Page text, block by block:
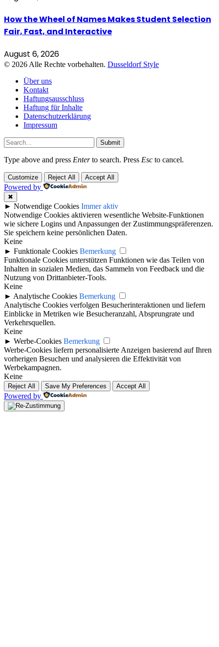
How the Wheel of Names Makes Student Selection
Fair, Fast, and Interactive
August 6, 2026
© 2026 Alle Rechte vorbehalten. Dusseldorf Style
Über uns
Kontakt
Haftungsausschluss
Haftung für Inhalte
Datenschutzerklärung
Impressum
Submit
Type above and press Enterto search. Press Esc to cancel.
Customize Reject All Accept All
Powered by
✖
► Notwendige Cookies Immer aktiv
Notwendige Cookies aktivieren wesentliche Website-Funktionen
wie sichere Logins und Anpassungen der Zustimmungspräferenzen.
Sie speichern keine persönlichen Daten.
Keine
► Funktionale Cookies Bemerkung
Funktionale Cookies unterstützen Funktionen wie das Teilen von
Inhalten in sozialen Medien, das Sammeln von Feedback und die
Nutzung von Drittanbieter-Tools.
Keine
► Analytische Cookies Bemerkung
Analytische Cookies verfolgen Besucherinteraktionen und liefern
Einblicke in Metriken wie Besucheranzahl, Absprungrate und
Verkehrsquellen.
Keine
► Werbe-Cookies Bemerkung
Werbe-Cookies liefern personalisierte Anzeigen basierend auf Ihren
vorherigen Besuchen und analysieren die Effektivität von
Werbekampagnen.
Keine
Reject All Save My Preferences Accept All
Powered by